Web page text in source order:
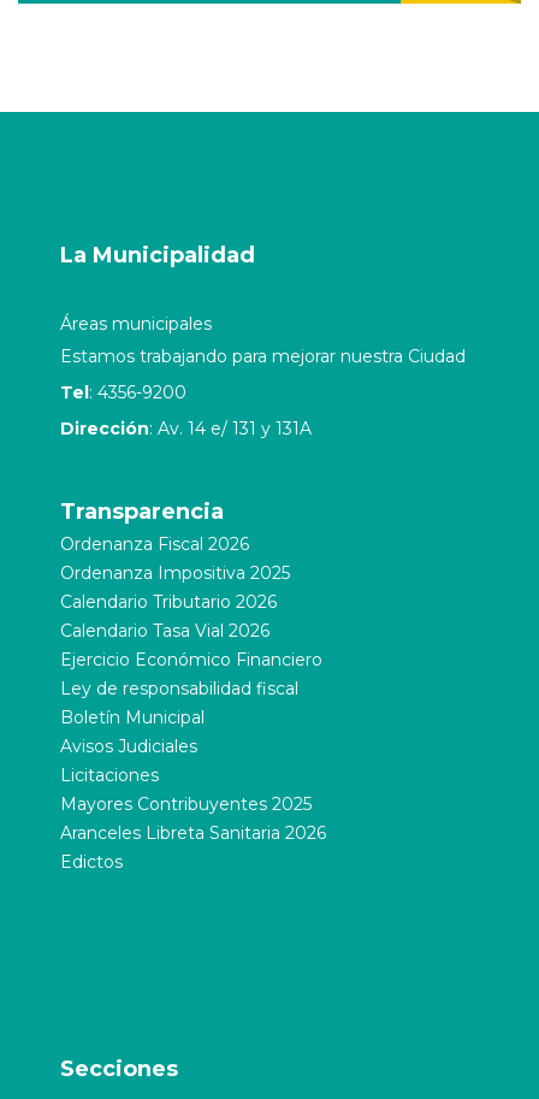
La Municipalidad
Áreas municipales
Estamos trabajando para mejorar nuestra Ciudad
Tel: 4356-9200
Dirección: Av. 14 e/ 131 y 131A
Transparencia
Ordenanza Fiscal 2026
Ordenanza Impositiva 2025
Calendario Tributario 2026
Calendario Tasa Vial 2026
Ejercicio Económico Financiero
Ley de responsabilidad fiscal
Boletín Municipal
Avisos Judiciales
Licitaciones
Mayores Contribuyentes 2025
Aranceles Libreta Sanitaria 2026
Edictos
Secciones